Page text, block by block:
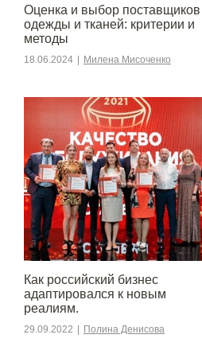
Оценка и выбор поставщиков
одежды и тканей: критерии и
методы
18.06.2024 | Милена Мисоченко
​​Как российский бизнес
адаптировался к новым
реалиям.
29.09.2022 | Полина Денисова